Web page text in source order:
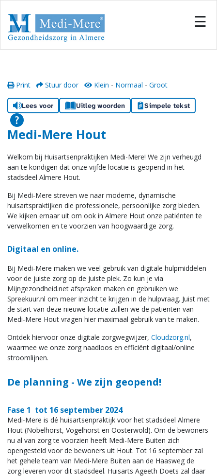
×
Team
Samenwerken
Nieuws
vacatures
☰
Print Stuur door Klein - Normaal - Groot
Lees voor Uitleg woorden Simpele tekst
Medi-Mere Hout
Welkom bij Huisartsenpraktijken Medi-Mere! We zijn verheugd
aan te kondigen dat onze vijfde locatie is geopend in het
stadsdeel Almere Hout.
Bij Medi-Mere streven we naar moderne, dynamische
huisartspraktijken die professionele, persoonlijke zorg bieden.
We kijken ernaar uit om ook in Almere Hout onze patiënten te
verwelkomen en te voorzien van hoogwaardige zorg.
Digitaal en online.
Bij Medi-Mere maken we veel gebruik van digitale hulpmiddelen
voor de juiste zorg op de juiste plek. Zo kun je via
Mijngezondheid.net afspraken maken en gebruiken we
Spreekuur.nl om meer inzicht te krijgen in de hulpvraag. Juist met
de start van deze nieuwe locatie zullen we de patienten van
Medi-Mere Hout vragen hier maximaal gebruik van te maken.
Ontdek hiervoor onze digitale zorgwegwijzer, Cloudzorg.nl,
waarmee we onze zorg naadloos en efficiënt digitaal/online
stroomlijnen.
De planning - We zijn geopend!
Fase 1 tot 16 september 2024
Medi-Mere is dé huisartsenpraktijk voor het stadsdeel Almere
Hout (Nobelhorst, Vogelhorst en Oosterwold). Om de bewoners
nu al van zorg te voorzien heeft Medi-Mere Buiten zich
opengesteld voor de bewoners uit Hout. Tot 16 september zal
het gehele team van Medi-Mere Buiten aan de Haasweg de
zorg leveren voor dit stadsdeel. Huisarts Ageeth Doets zal daar